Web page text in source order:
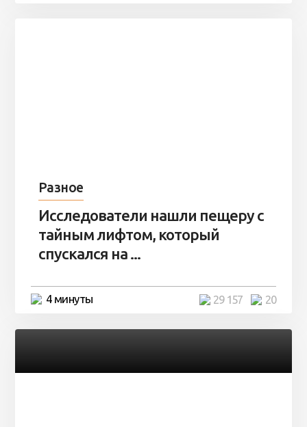
Разное
Исследователи нашли пещеру с
тайным лифтом, который
спускался на ...
4 минуты 20
29 157